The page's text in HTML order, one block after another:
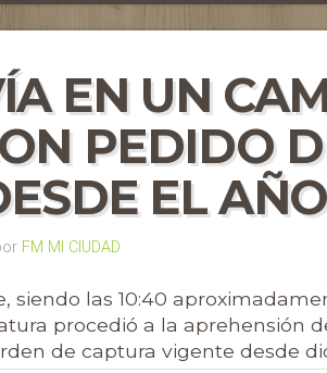
EN UN
PEDIDO
EL
FM MI CIUDAD
siendo las 10:40
procedió a la aprehensión
de captura vigente desde